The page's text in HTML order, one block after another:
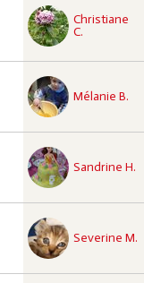
Christiane
C.
recette à tester
Mélanie B.
recette à tester
Sandrine H.
recette à tester
Severine M.
recette à tester